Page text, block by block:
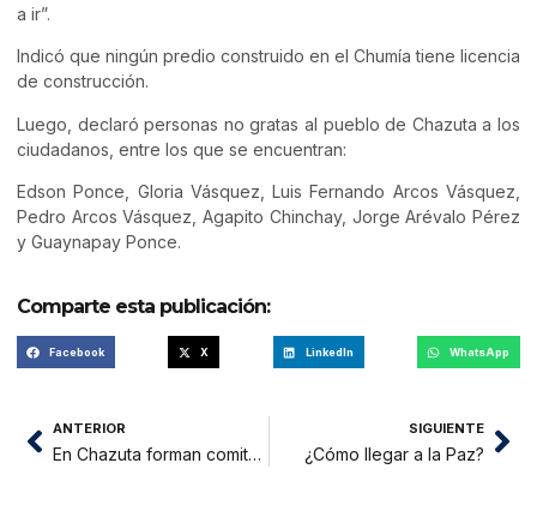
a ir”.
Indicó que ningún predio construido en el Chumía tiene licencia
de construcción.
Luego, declaró personas no gratas al pueblo de Chazuta a los
ciudadanos, entre los que se encuentran:
Edson Ponce, Gloria Vásquez, Luis Fernando Arcos Vásquez,
Pedro Arcos Vásquez, Agapito Chinchay, Jorge Arévalo Pérez
y Guaynapay Ponce.
Comparte esta publicación:
Facebook X LinkedIn WhatsApp
ANTERIOR
En Chazuta forman comité de lucha en pro de la administración del Chumía
SIGUIENTE
¿Cómo llegar a la Paz?